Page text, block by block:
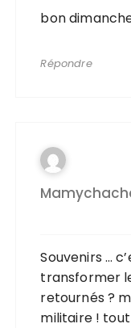
bon
Répondre
Souvenirs …
transformer
retournés ?
militaire !